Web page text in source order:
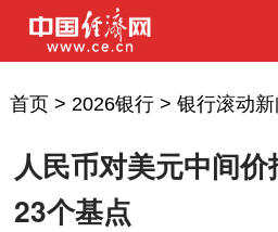
首页> 2026银行> 银行滚动新
人民币对美元中间
23个基点